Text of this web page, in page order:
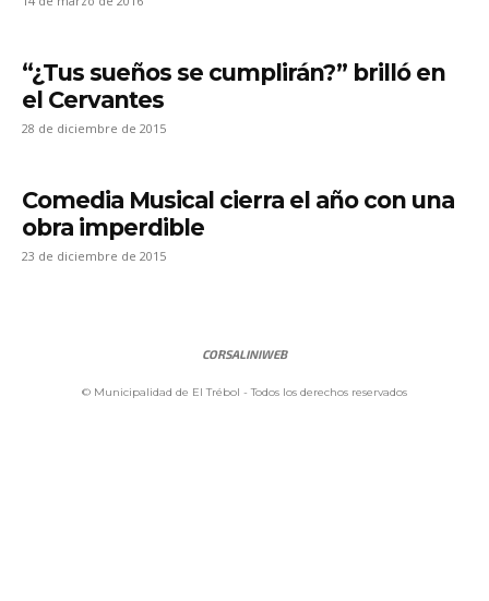
“¿Tus sueños se cumplirán?” brilló en
el Cervantes
28 de diciembre de 2015
Comedia Musical cierra el año con una
obra imperdible
23 de diciembre de 2015
CORSALINIWEB
© Municipalidad de El Trébol - Todos los derechos reservados